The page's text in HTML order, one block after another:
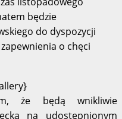
będzie
do dyspozycji
o chęci
że będą wnikliwie
na udostępnionym